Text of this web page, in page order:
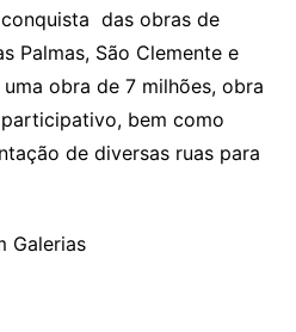
das obras de
Palmas, São Clemente e
obra de 7 milhões, obra
bem como
de diversas ruas para
Galerias